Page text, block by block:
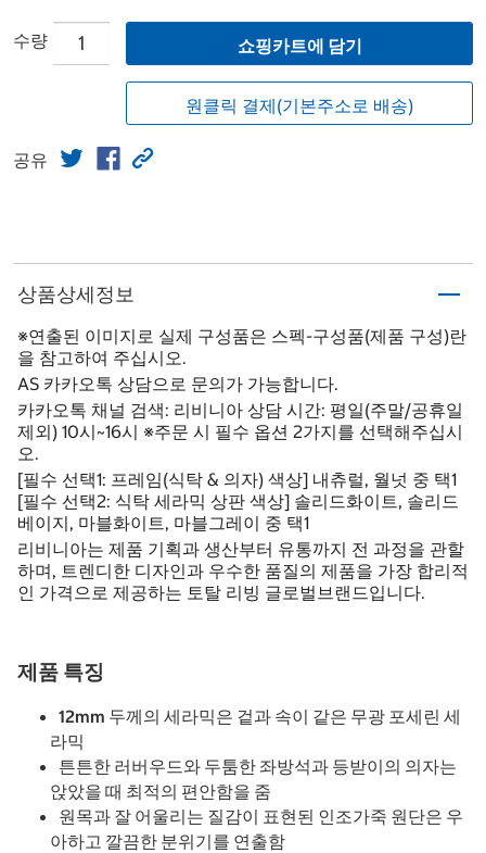
수량 쇼핑카트에 담기
원클릭 결제(기본주소로 배송)
공유
상품상세정보
※연출된 이미지로 실제 구성품은 스펙-구성품(제품 구성)란
을 참고하여 주십시오.
AS 카카오톡 상담으로 문의가 가능합니다.
카카오톡 채널 검색: 리비니아 상담 시간: 평일(주말/공휴일
제외) 10시~16시 ※주문 시 필수 옵션 2가지를 선택해주십시
오.
[필수 선택1: 프레임(식탁 & 의자) 색상] 내츄럴, 월넛 중 택1
[필수 선택2: 식탁 세라믹 상판 색상] 솔리드화이트, 솔리드
베이지, 마블화이트, 마블그레이 중 택1
리비니아는 제품 기획과 생산부터 유통까지 전 과정을 관할
하며, 트렌디한 디자인과 우수한 품질의 제품을 가장 합리적
인 가격으로 제공하는 토탈 리빙 글로벌브랜드입니다.
제품 특징
12mm 두께의 세라믹은 겉과 속이 같은 무광 포세린 세
라믹
튼튼한 러버우드와 두툼한 좌방석과 등받이의 의자는
앉았을 때 최적의 편안함을 줌
원목과 잘 어울리는 질감이 표현된 인조가죽 원단은 우
아하고 깔끔한 분위기를 연출함